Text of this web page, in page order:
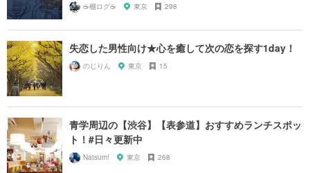
☕️棚ログ☕️ 東京 298
失恋した男性向け★心を癒して次の恋を探す1day！
のじりん 東京 15
青学周辺の【渋谷】【表参道】おすすめランチスポッ
ト！#日々更新中
Natsum! 東京 268